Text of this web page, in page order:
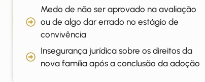
Medo de não ser aprovado na avaliação
ou de algo dar errado no estágio de
convivência
Insegurança jurídica sobre os direitos da
nova família após a conclusão da adoção